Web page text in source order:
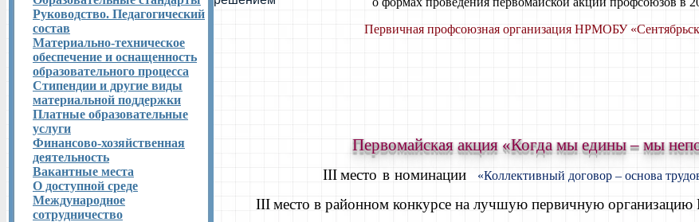
Руководство. Педагогический
состав
Материально-техническое
обеспечение и оснащенность
образовательного процесса
Стипендии и другие виды
материальной поддержки
Платные образовательные
услуги
Финансово-хозяйственная
деятельность
Вакантные места
О доступной среде
Международное
сотрудничество
Первичная профсоюзная организация НРМОБУ
Первомайская акция «Когда мы едины – мы
III место в номинации «Коллективный договор – основа
III место в районном конкурсе на лучшую первичную